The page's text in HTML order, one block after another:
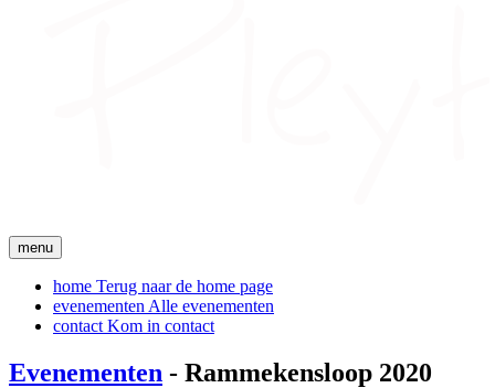
menu
home Terug naar de home page
evenementen Alle evenementen
contact Kom in contact
Evenementen - Rammekensloop 2020